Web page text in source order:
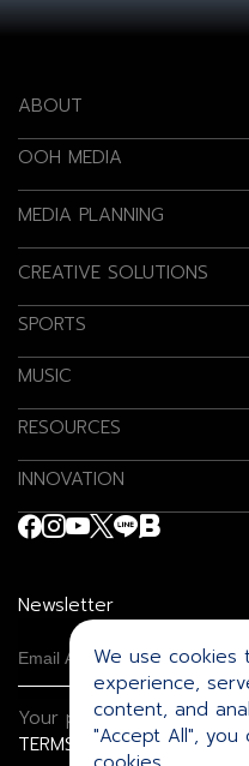
We use cookies
experience,
content, and
"Accept All",
ABOUT
OOH MEDIA
MEDIA PLANNING
CREATIVE SOLUTIONS
SPORTS
MUSIC
RESOURCES
INNOVATION
Newsletter
Your privacy is
TERMS
PRIVACY POLICY